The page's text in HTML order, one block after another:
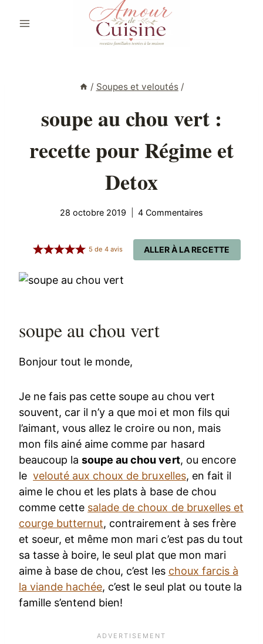
/ Soupes et veloutés /
soupe au chou vert :
recette pour Régime et
Detox
28 octobre 2019 4 Commentaires
ALLER À LA RECETTE
5 de4 avis
soupe au chou vert
Bonjour tout le monde,
Je ne fais pas cette soupe au chou vert
souvent, car il n’y a que moi et mon fils qui
l’aimant, vous allez le croire ou non, mais
mon fils ainé aime comme par hasard
beaucoup lasoupe au chou vert, ou encore
levelouté aux choux de bruxelles, en fait il
aime le chou et les plats à base de chou
comme cette salade de choux de bruxelles et
courge butternut, contrairement à ses frère
et soeur, et même mon mari c’est pas du tout
sa tasse à boire, le seul plat que mon mari
aime à base de chou, c’est les choux farcis à
la viande hachée, c’est le seul plat ou toute la
famille s’entend bien!